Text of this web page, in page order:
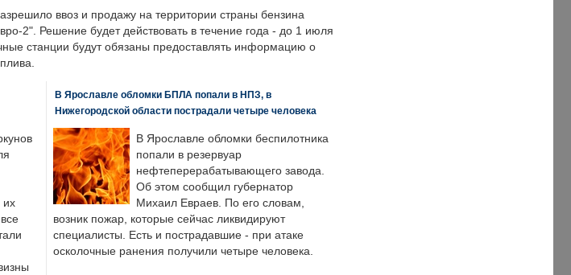
ввоз и продажу на территории страны бензина
2". Решение будет действовать в течение года - до 1 июля
станции будут обязаны предоставлять информацию о
их
В Ярославле обломки БПЛА попали в НПЗ, в
Нижегородской области пострадали четыре человека
В Ярославле обломки беспилотника
попали в резервуар
нефтеперерабатывающего завода.
Об этом сообщил губернатор
Михаил Евраев. По его словам,
возник пожар, которые сейчас ликвидируют
специалисты. Есть и пострадавшие - при атаке
осколочные ранения получили четыре человека.